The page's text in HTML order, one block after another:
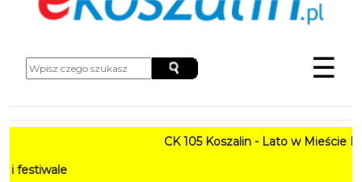
☰
CK 105 Koszalin - Lato w Mieście